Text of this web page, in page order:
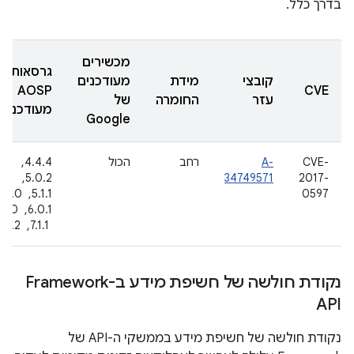
בדרך כלל.
CVE
קובצי
עזר
מידת
החומרה
מכשירים
מעודכנים
של
Google
גרסאות
AOSP
CVE-
2017-
0597
A-
34749571
רחב הכול
4.4.4, ‏
5.0.2, ‏
נקודת חולשה של חשיפת מידע ב-Framework
API
נקודת חולשה של חשיפת מידע בממשקי ה-API של